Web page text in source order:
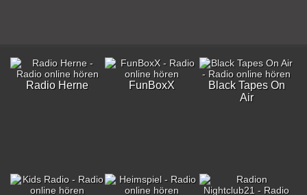
Radio Herne FunBoxX
Black Tapes On
Air